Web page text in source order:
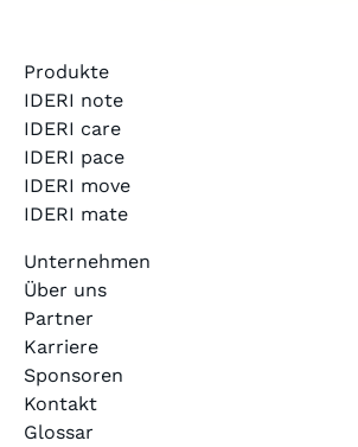
Produkte
IDERI note
IDERI care
IDERI pace
IDERI move
IDERI mate
Unternehmen
Über uns
Partner
Karriere
Sponsoren
Kontakt
Glossar